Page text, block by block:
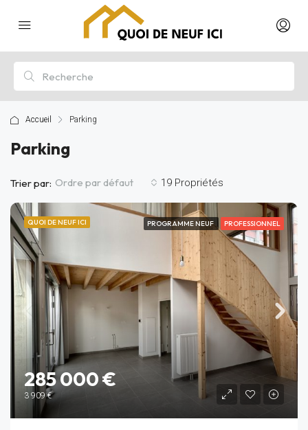
Accueil Parking
Parking
19 Propriétés
Trier par: Ordre par défaut
QUOI DE NEUF ICI PROGRAMME NEUF PROFESSIONNEL
285 000 €
3 909 €